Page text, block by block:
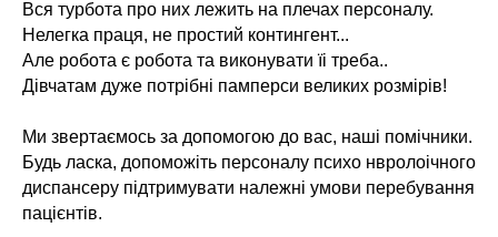
Вся турбота про них лежить на плечах персоналу.
Нелегка праця, не простий контингент...
Але робота є робота та виконувати їі треба..
Дівчатам дуже потрібні памперси великих розмірів!
Ми звертаємось за допомогою до вас, наші помічники.
Будь ласка, допоможіть персоналу психо нвролоічного
диспансеру підтримувати належні умови перебування
пацієнтів.